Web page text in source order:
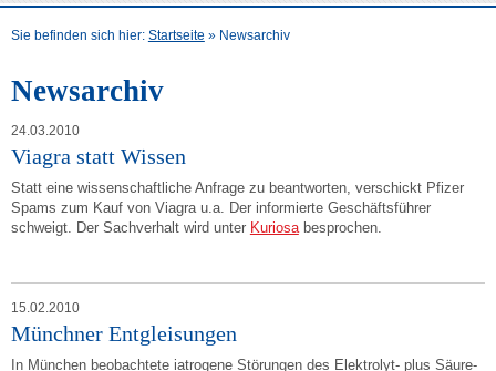
Sie befinden sich hier: Startseite » Newsarchiv
Newsarchiv
24.03.2010
Viagra statt Wissen
Statt eine wissenschaftliche Anfrage zu beantworten, verschickt Pfizer
Spams zum Kauf von Viagra u.a. Der informierte Geschäftsführer
schweigt. Der Sachverhalt wird unter Kuriosabesprochen.
15.02.2010
Münchner Entgleisungen
In München beobachtete iatrogene Störungen des Elektrolyt- plus Säure-